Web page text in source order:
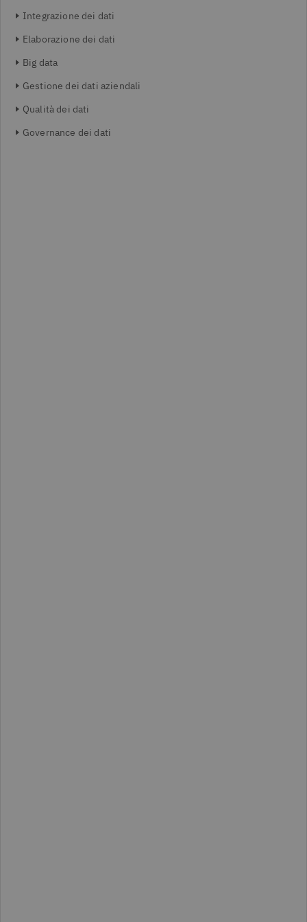
Integrazione dei dati
Elaborazione dei dati
Big data
Gestione dei dati aziendali
Qualità dei dati
Governance dei dati